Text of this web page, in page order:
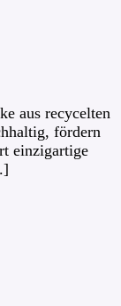
aus recycelten
fördern
einzigartige